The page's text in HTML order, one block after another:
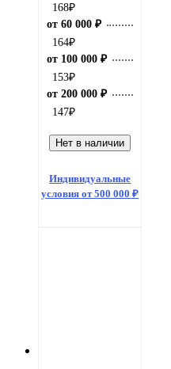
168₽
от 60 000 ₽
164₽
от 100 000 ₽
153₽
от 200 000 ₽
147₽
Нет в наличии
Индивидуальные
условия от 500 000 ₽